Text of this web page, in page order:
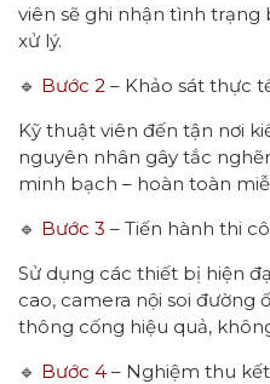
viên sẽ ghi nhận tình trạng
xử lý.
🔹 Bước 2 – Khảo sát thực
Kỹ thuật viên đến tận nơi
nguyên nhân gây tắc
minh bạch – hoàn toàn
🔹 Bước 3 – Tiến hành thi
Sử dụng các thiết bị hiện
cao, camera nội soi đường
thông cống hiệu quả,
🔹 Bước 4 – Nghiệm thu